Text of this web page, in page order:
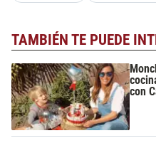
TAMBIÉN TE PUEDE
con